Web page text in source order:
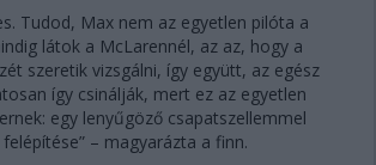
Tudod, Max nem az egyetlen pilóta a
látok a McLarennél, az az, hogy a
szeretik vizsgálni, így együtt, az egész
így csinálják, mert ez az egyetlen
egy lenyűgöző csapatszellemmel
– magyarázta a finn.